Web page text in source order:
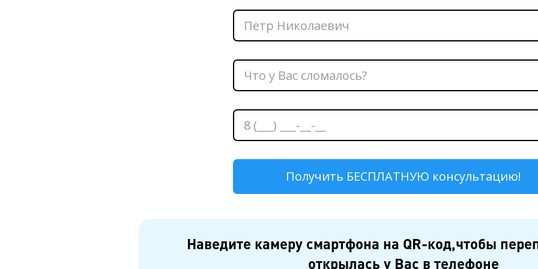
Наведите камеру смартфона на QR-код,чтобы
открылась у Вас в телефоне